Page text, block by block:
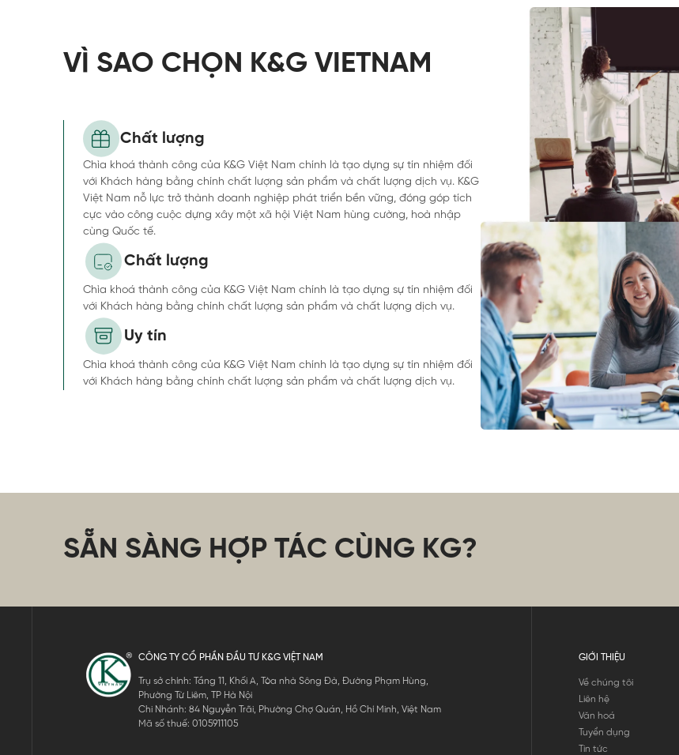
VÌ SAO CHỌN K&G VIETNAM
Chất lượng
Chìa khoá thành công của K&G Việt Nam chính là tạo dựng sự tín nhiệm đối
với Khách hàng bằng chính chất lượng sản phẩm và chất lượng dịch vụ. K&G
Việt Nam nỗ lực trở thành doanh nghiệp phát triển bền vững, đóng góp tích
cực vào công cuộc dựng xây một xã hội Việt Nam hùng cường, hoà nhập
cùng Quốc tế.
Chất lượng
Chìa khoá thành công của K&G Việt Nam chính là tạo dựng sự tín nhiệm đối
với Khách hàng bằng chính chất lượng sản phẩm và chất lượng dịch vụ.
Uy tín
Chìa khoá thành công của K&G Việt Nam chính là tạo dựng sự tín nhiệm đối
với Khách hàng bằng chính chất lượng sản phẩm và chất lượng dịch vụ.
SẴN SÀNG HỢP TÁC CÙNG KG?
CÔNG TY CỔ PHẦN ĐẦU TƯ K&G VIỆT NAM
Trụ sở chính: Tầng 11, Khối A, Tòa nhà Sông Đà, Đường Phạm Hùng,
Phường Từ Liêm, TP Hà Nội
Chi Nhánh: 84 Nguyễn Trãi, Phường Chợ Quán, Hồ Chí Minh, Việt Nam
Mã số thuế: 0105911105
GIỚI THIỆU
Về chúng tôi
Liên hệ
Văn hoá
Tuyển dụng
Tin tức